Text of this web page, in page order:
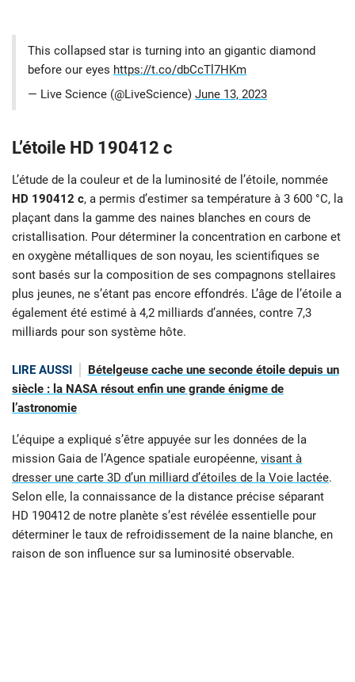
This collapsed star is turning into an gigantic diamond
before our eyes https://t.co/dbCcTl7HKm
— Live Science (@LiveScience) June 13, 2023
L’étoile HD 190412 c
L’étude de la couleur et de la luminosité de l’étoile, nommée
HD 190412 c, a permis d’estimer sa température à 3 600 °C, la
plaçant dans la gamme des naines blanches en cours de
cristallisation. Pour déterminer la concentration en carbone et
en oxygène métalliques de son noyau, les scientifiques se
sont basés sur la composition de ses compagnons stellaires
plus jeunes, ne s’étant pas encore effondrés. L’âge de l’étoile a
également été estimé à 4,2 milliards d’années, contre 7,3
milliards pour son système hôte.
LIRE AUSSI
Bételgeuse cache une seconde étoile depuis un
siècle : la NASA résout enfin une grande énigme de
l’astronomie
L’équipe a expliqué s’être appuyée sur les données de la
mission Gaia de l’Agence spatiale européenne, visant à
dresser une carte 3D d’un milliard d’étoiles de la Voie lactée.
Selon elle, la connaissance de la distance précise séparant
HD 190412 de notre planète s’est révélée essentielle pour
déterminer le taux de refroidissement de la naine blanche, en
raison de son influence sur sa luminosité observable.